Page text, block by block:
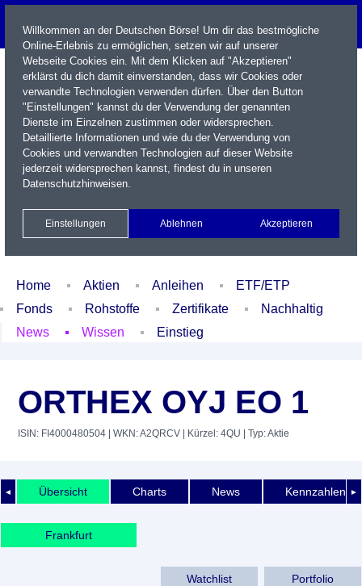
Name / WKN / ISIN / Kürzel
Xetra Realtime
Watchlist Portfolio Login
Home Aktien Anleihen
ETF/ETP
Fonds
Rohstoffe Zertifikate
Nachhaltig
News
Wissen Einstieg
ORTHEX OYJ EO 1
ISIN: FI4000480504 | WKN: A2QRCV | Kürzel: 4QU | Typ: Aktie
◄ ►
Übersicht Charts News Kennzahlen
Frankfurt
Watchlist Portfolio
Willkommen an der Deutschen Börse! Um dir das bestmögliche
Online-Erlebnis zu ermöglichen, setzen wir auf unserer
Webseite Cookies ein. Mit dem Klicken auf "Akzeptieren"
erklärst du dich damit einverstanden, dass wir Cookies oder
verwandte Technologien verwenden dürfen. Über den Button
"Einstellungen" kannst du der Verwendung der genannten
Dienste im Einzelnen zustimmen oder widersprechen.
Detaillierte Informationen und wie du der Verwendung von
Cookies und verwandten Technologien auf dieser Website
jederzeit widersprechen kannst, findest du in unseren
Datenschutzhinweisen.
Einstellungen Ablehnen Akzeptieren